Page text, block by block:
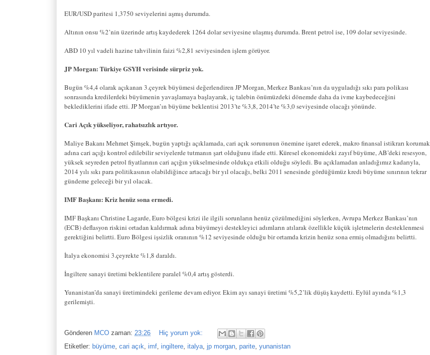
EUR/USD paritesi 1,3750 seviyelerini aşmış durumda.
Altının onsu %2’nin üzerinde artış kaydederek 1264 dolar seviyesine ulaşmış durumda. Brent petrol ise, 109 dolar seviyesinde.
ABD 10 yıl vadeli hazine tahvilinin faizi %2,81 seviyesinden işlem görüyor.
JP Morgan: Türkiye GSYH verisinde sürpriz yok.
Bugün %4,4 olarak açıkanan 3.çeyrek büyümesi değerlendiren JP Morgan, Merkez Bankası’nın da uyguladığı sıkı para polikası
sonrasında kredilerdeki büyümenin yavaşlamaya başlayarak, iç talebin önümüzdeki dönemde daha da ivme kaybedeceğini
beklediklerini ifade etti. JP Morgan’ın büyüme beklentisi 2013’te %3,8, 2014’te %3,0 seviyesinde olacağı yönünde.
Cari Açık yükseliyor, rahatsızlık artıyor.
Maliye Bakanı Mehmet Şimşek, bugün yaptığı açıklamada, cari açık sorununun önemine işaret ederek, makro finansal istikrarı korumak
adına cari açığı kontrol edilebilir seviyelerde tutmanın şart olduğunu ifade etti. Küresel ekonomideki zayıf büyüme, AB’deki resesyon,
yüksek seyreden petrol fiyatlarının cari açığın yükselmesinde oldukça etkili olduğu söyledi. Bu açıklamadan anladığımız kadarıyla,
2014 yılı sıkı para politikasının olabildiğince artacağı bir yıl olacağı, belki 2011 senesinde gördüğümüz kredi büyüme sınırının tekrar
gündeme geleceği bir yıl olacak.
IMF Başkanı: Kriz henüz sona ermedi.
IMF Başkanı Christine Lagarde, Euro bölgesi krizi ile ilgili sorunların henüz çözülmediğini söylerken, Avrupa Merkez Bankası’nın
(ECB) deflasyon riskini ortadan kaldırmak adına büyümeyi destekleyici adımların atılarak özellikle küçük işletmelerin desteklenmesi
gerektiğini belirtti. Euro Bölgesi işsizlik oranının %12 seviyesinde olduğu bir ortamda krizin henüz sona ermiş olmadığını belirtti.
İtalya ekonomisi 3.çeyrekte %1,8 daraldı.
İngiltere sanayi üretimi beklentilere paralel %0,4 artış gösterdi.
Yunanistan’da sanayi üretimindeki gerileme devam ediyor. Ekim ayı sanayi üretimi %5,2’lik düşüş kaydetti. Eylül ayında %1,3
gerilemişti.
Gönderen MCO zaman: 23:26
Hiç yorum yok:
Etiketler: büyüme cari açık imf ingiltere italya jp morgan parite yunanistan